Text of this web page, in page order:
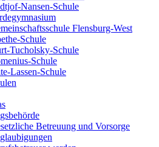
Nansen-Schule
Flensburg-West
Schule
Tucholsky-Schule
Schule
Lassen-Schule
Betreuung und Vorsorge